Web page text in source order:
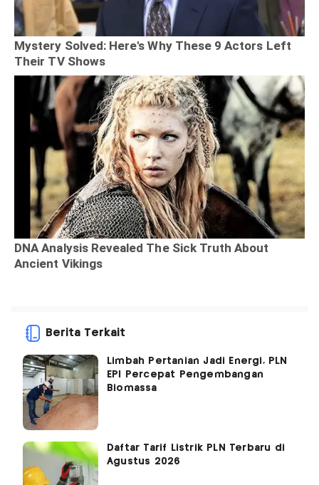
Berita Terkait
Limbah Pertanian Jadi Energi, PLN
EPI Percepat Pengembangan
Biomassa
Daftar Tarif Listrik PLN Terbaru di
Agustus 2026